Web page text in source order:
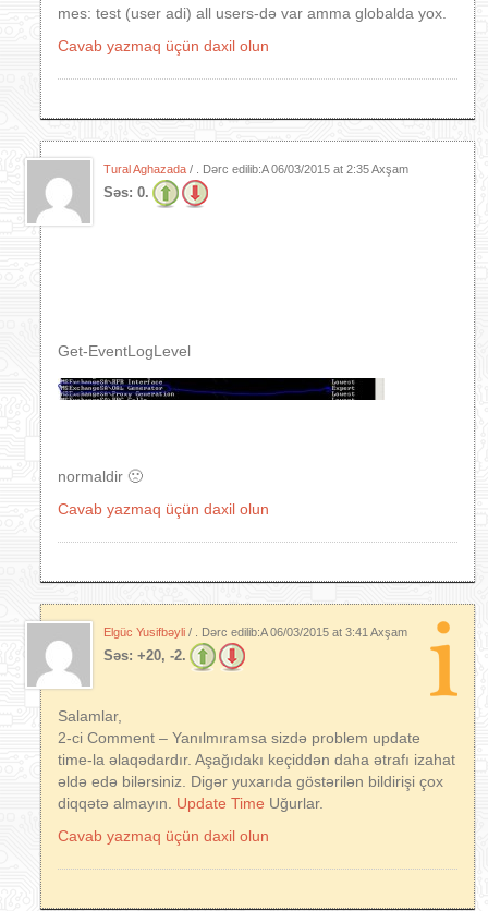
mes: test (user adi) all users-də var amma globalda yox.
Cavab yazmaq üçün daxil olun
Tural Aghazada / . Dərc edilib:A06/03/2015 at 2:35 Axşam
Səs: 0.
Get-EventLogLevel
normaldir 🙁
Cavab yazmaq üçün daxil olun
Elgüc Yusifbəyli / . Dərc edilib:A06/03/2015 at 3:41 Axşam
Səs: +20, -2.
Salamlar,
2-ci Comment – Yanılmıramsa sizdə problem update
time-la əlaqədardır. Aşağıdakı keçiddən daha ətrafı izahat
əldə edə bilərsiniz. Digər yuxarıda göstərilən bildirişi çox
diqqətə almayın. Update Time Uğurlar.
Cavab yazmaq üçün daxil olun